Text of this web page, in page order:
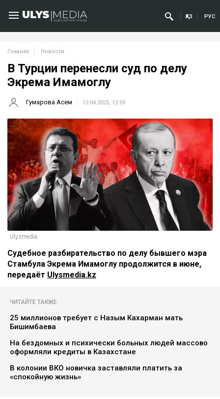
ҚАЗ РУС
Главная Новости
В Турции перенесли суд по делу
Экрема Имамоглу
Гумарова Асем 12.04.2025, 12:59
Ulysmedia
Судебное разбирательство по делу бывшего мэра
Стамбула Экрема Имамоглу продолжится в июне,
передаёт Ulysmedia.kz
ЧИТАЙТЕ ТАКЖЕ
25 миллионов требует с Назым Кахарман мать
Бишимбаева
На бездомных и психически больных людей массово
оформляли кредиты в Казахстане
В колонии ВКО новичка заставляли платить за
«спокойную жизнь»